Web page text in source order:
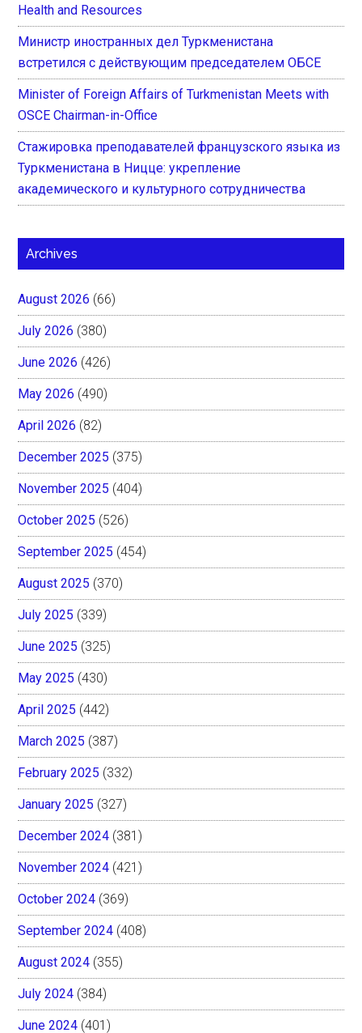
Health and Resources
Министр иностранных дел Туркменистана
встретился с действующим председателем ОБСЕ
Minister of Foreign Affairs of Turkmenistan Meets with
OSCE Chairman-in-Office
Стажировка преподавателей французского языка из
Туркменистана в Ницце: укрепление
академического и культурного сотрудничества
Archives
August 2026 (66)
July 2026 (380)
June 2026 (426)
May 2026 (490)
April 2026 (82)
December 2025 (375)
November 2025 (404)
October 2025 (526)
September 2025 (454)
August 2025 (370)
July 2025 (339)
June 2025 (325)
May 2025 (430)
April 2025 (442)
March 2025 (387)
February 2025 (332)
January 2025 (327)
December 2024 (381)
November 2024 (421)
October 2024 (369)
September 2024 (408)
August 2024 (355)
July 2024 (384)
June 2024 (401)